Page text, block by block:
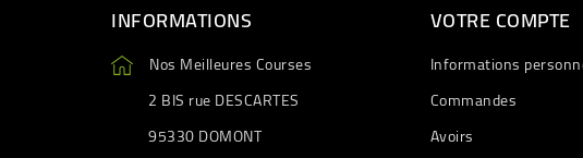
INFORMATIONS
Nos Meilleures Courses
2 BIS rue DESCARTES
95330 DOMONT
VOTRE COMPTE
Informations
Commandes
Avoirs